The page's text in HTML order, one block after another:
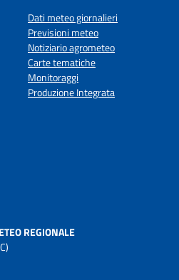
Dati meteo giornalieri
Previsioni meteo
Notiziario agrometeo
Carte tematiche
Monitoraggi
Produzione Integrata
REGIONALE